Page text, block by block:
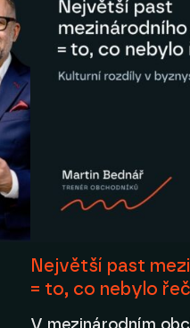
Největší past
= to, co nebylo